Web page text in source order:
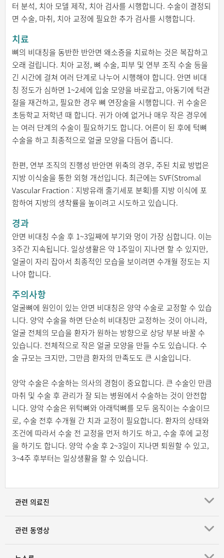
터 분석, 치아 모델 제작, 치아 검사를 시행합니다. 수술이 결정되
면 수술, 마취, 치아 교정에 필요한 추가 검사를 시행합니다.
치료
뼈의 비대칭을 동반한 반안면 왜소증을 치료하는 것은 복잡하고
오래 걸립니다. 치아 교정, 뼈 수술, 피부 및 연부 조직 수술 등을
긴 시간에 걸쳐 여러 단계로 나누어 시행해야 합니다. 안면 비대
칭 정도가 심하면 1~2세에 입술 모양을 바로잡고, 아동기에 턱관
절을 재건하고, 필요한 경우 뼈 연장술을 시행합니다. 귀 수술은
초등학교 저학년 때 합니다. 귀가 아예 없거나 매우 작은 경우에
는 여러 단계의 수술이 필요하기도 합니다. 어른이 된 후에 턱뼈
수술을 하고 최종적으로 얼굴 모양을 다듬어 줍니다.
한편, 연부 조직의 진행성 반안면 위축의 경우, 주된 치료 방법은
지방 이식술을 통한 외형 개선입니다. 최근에는 SVF(Stromal
Vascular Fraction : 지방유래 줄기세포 분획)를 지방 이식에 포
함하여 지방의 생착률을 높이려고 시도하고 있습니다.
경과
안면 비대칭 수술 후 1~3일째에 부기와 멍이 가장 심합니다. 이는
3주간 지속됩니다. 일상생활은 약 1주일이 지나면 할 수 있지만,
얼굴이 자리 잡아서 최종적인 모습을 보이려면 수개월 정도는 지
나야 합니다.
주의사항
얼굴뼈에 원인이 있는 안면 비대칭은 양약 수술로 교정할 수 있습
니다. 양악 수술을 하면 단순히 비대칭만 교정하는 것이 아니라,
얼굴 전체의 모습을 환자가 원하는 방향으로 상당 부분 바꿀 수
있습니다. 전체적으로 작은 얼굴 모양을 만들 수도 있습니다. 수
술 규모는 크지만, 그만큼 환자의 만족도도 큰 시술입니다.
양악 수술은 수술하는 의사의 경험이 중요합니다. 큰 수술인 만큼
마취 및 수술 후 관리가 잘 되는 병원에서 수술하는 것이 안전합
니다. 양악 수술은 위턱뼈와 아래턱뼈를 모두 움직이는 수술이므
로, 수술 전후 수개월 간 치과 교정이 필요합니다. 환자의 상태와
조건에 따라서 수술 전 교정을 먼저 하기도 하고, 수술 후에 교정
을 하기도 합니다. 양악 수술 후 2~3일이 지나면 퇴원할 수 있고,
3~4주 후부터는 일상생활을 할 수 있습니다.
관련 의료진
관련 동영상